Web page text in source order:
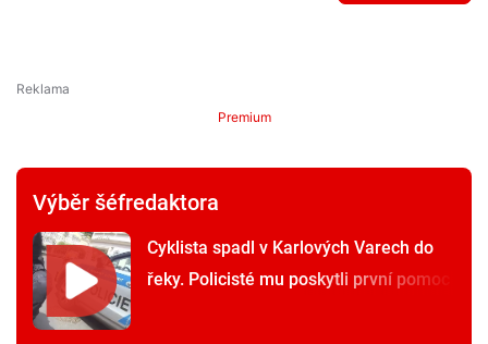
Premium
Výběr šéfredaktora
Cyklista spadl v Karlových Varech do
řeky. Policisté mu poskytli první pomoc